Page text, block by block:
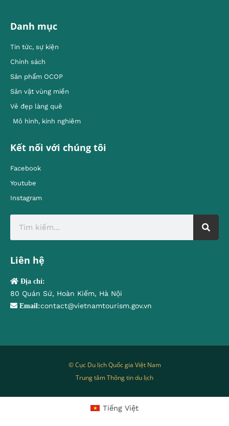
Danh mục
Tin tức, sự kiện
Chính sách
Sản phẩm OCOP
Sản vật vùng miền
Vẻ đẹp làng quê
Mô hình, kinh nghiêm
Kết nối với chúng tôi
Facebook
Youtube
Instagram
Liên hệ
Địa chỉ:
80 Quán Sứ, Hoàn Kiếm, Hà Nội
Email:contact@vietnamtourism.gov.vn
© Cục Du lịch Quốc gia Việt Nam
Trung tâm Thông tin du lịch
Tiếng Việt